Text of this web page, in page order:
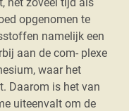
opgenomen te
namelijk een
aan de com- plexe
waar het
Daarom is het van
uiteenvalt om de